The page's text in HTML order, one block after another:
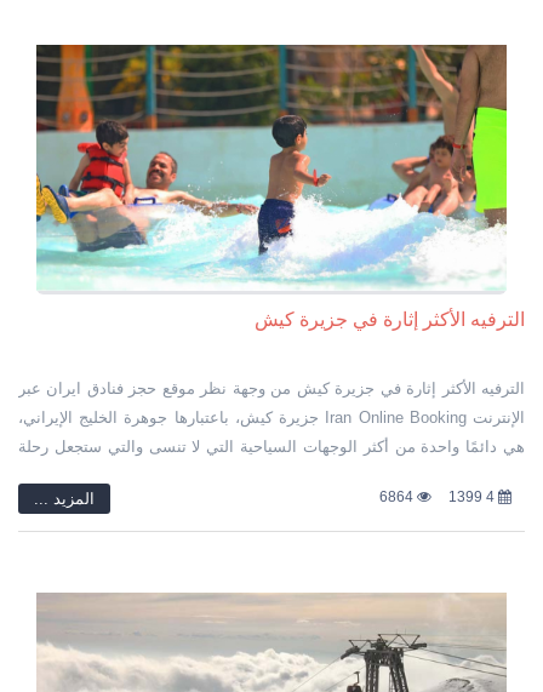
الترفيه الأكثر إثارة في جزيرة كيش
الترفيه الأكثر إثارة في جزيرة كيش من وجهة نظر موقع حجز فنادق ايران عبر
الإنترنت Iran Online Booking جزيرة كيش، باعتبارها جوهرة الخليج الإيراني،
هي دائمًا واحدة من أكثر الوجهات السياحية التي لا تنسى والتي ستجعل رحلة
المزید ...